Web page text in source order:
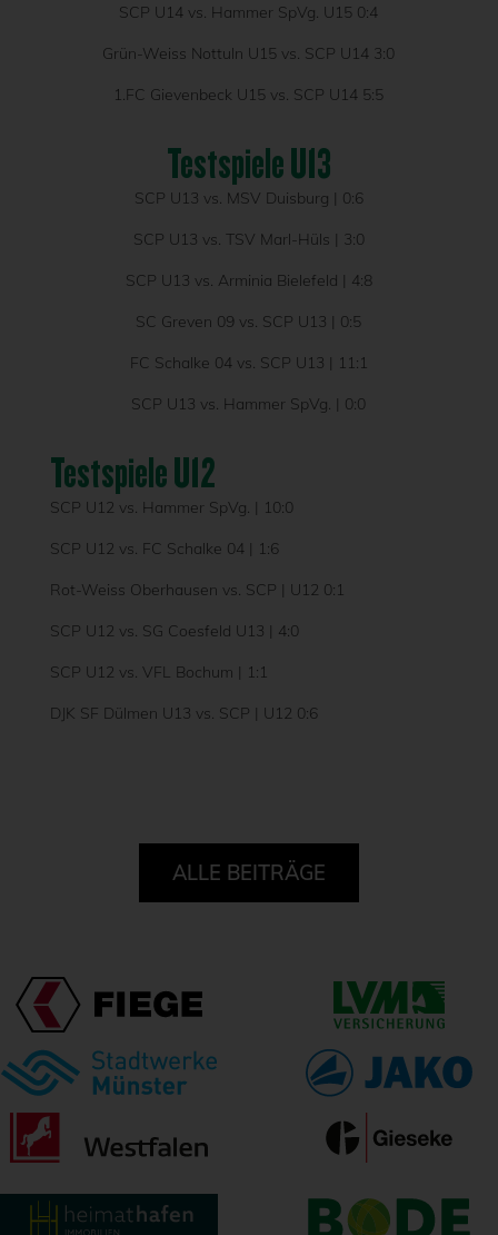
SCP U14 vs. Hammer SpVg. U15 0:4
Grün-Weiss Nottuln U15 vs. SCP U14 3:0
1.FC Gievenbeck U15 vs. SCP U14 5:5
Testspiele U13
SCP U13 vs. MSV Duisburg | 0:6
SCP U13 vs. TSV Marl-Hüls | 3:0
SCP U13 vs. Arminia Bielefeld | 4:8
SC Greven 09 vs. SCP U13 | 0:5
FC Schalke 04 vs. SCP U13 | 11:1
SCP U13 vs. Hammer SpVg. | 0:0
Testspiele U12
SCP U12 vs. Hammer SpVg. | 10:0
SCP U12 vs. FC Schalke 04 | 1:6
Rot-Weiss Oberhausen vs. SCP | U12 0:1
SCP U12 vs. SG Coesfeld U13 | 4:0
SCP U12 vs. VFL Bochum | 1:1
DJK SF Dülmen U13 vs. SCP | U12 0:6
ALLE BEITRÄGE